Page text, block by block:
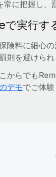
に把握し、
実行す
料に細心
則を避けられ
からでも
デモでご体験